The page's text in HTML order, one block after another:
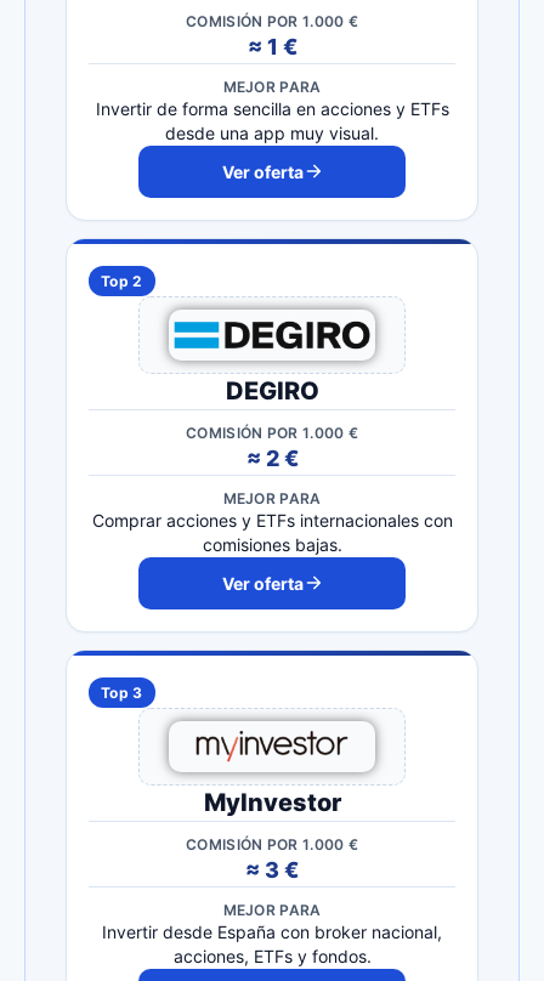
COMISIÓN POR 1.000 €
≈ 1 €
MEJOR PARA
Invertir de forma sencilla en acciones y ETFs
desde una app muy visual.
Ver oferta
Top 2
DEGIRO
COMISIÓN POR 1.000 €
≈ 2 €
MEJOR PARA
Comprar acciones y ETFs internacionales con
comisiones bajas.
Ver oferta
Top 3
MyInvestor
COMISIÓN POR 1.000 €
≈ 3 €
MEJOR PARA
Invertir desde España con broker nacional,
acciones, ETFs y fondos.